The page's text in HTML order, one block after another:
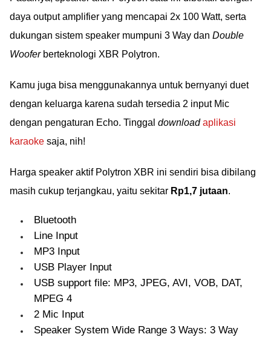
daya output amplifier yang mencapai 2x 100 Watt, serta
dukungan sistem speaker mumpuni 3 Way dan Double
Wooferberteknologi XBR Polytron.
Kamu juga bisa menggunakannya untuk bernyanyi duet
dengan keluarga karena sudah tersedia 2 input Mic
dengan pengaturan Echo. Tinggal download aplikasi
karaoke saja, nih!
Harga speaker aktif Polytron XBR ini sendiri bisa dibilang
masih cukup terjangkau, yaitu sekitar Rp1,7 jutaan.
Bluetooth
Line Input
MP3 Input
USB Player Input
USB support file: MP3, JPEG, AVI, VOB, DAT,
MPEG 4
2 Mic Input
Speaker System Wide Range 3 Ways: 3 Way